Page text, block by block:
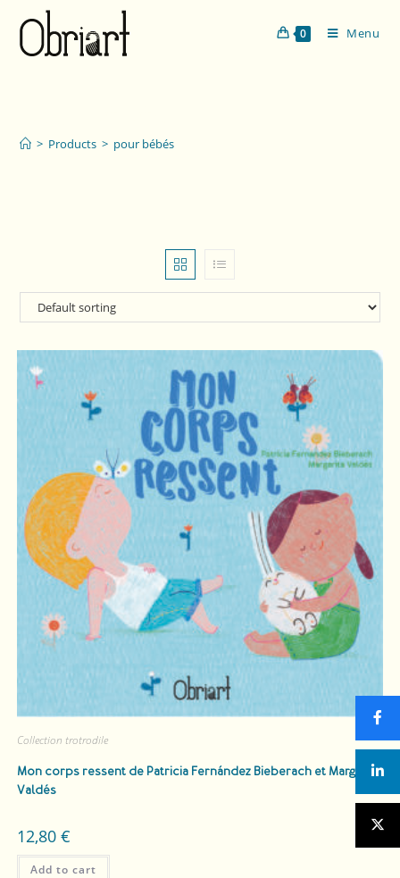
0 Menu
> Products > pour bébés
Collection trotrodile
Mon corps ressentde Patricia Fernández Bieberach et Margarita
Valdés
12,80 €
Add to cart